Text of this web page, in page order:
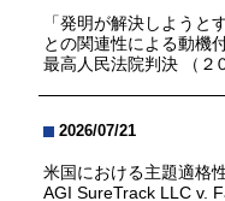
「発明が解決しようと
との関連性による動機
最高人民法院判決 （ ２
2026/07/21
米国における主題適格
AGI SureTrack LLC v.